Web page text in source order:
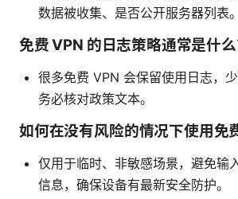
数据被收集、是否公开服务器列表。
免费 VPN 的日志策略通常是什么
很多免费 VPN 会保留使用日志，少
务必核对政策文本。
如何在没有风险的情况下使用免
仅用于临时、非敏感场景，避免输
信息，确保设备有最新安全防护。